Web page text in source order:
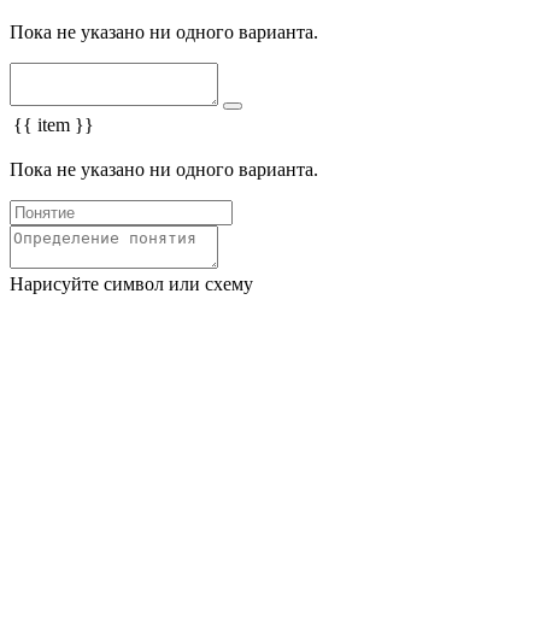
Пока не указано ни одного варианта.
{{ item }}
Пока не указано ни одного варианта.
Нарисуйте символ или схему